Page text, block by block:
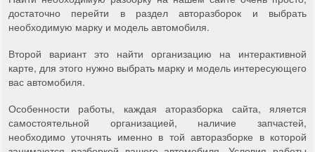
достаточно перейти в раздел авторазборок и выбрать
необходимую марку и модель автомобиля.
Второй вариант это найти организацию на интерактивной
карте, для этого нужно выбрать марку и модель интересующего
вас автомобиля.
Особенности работы, каждая аторазборка сайта, яляется
самостоятельной организацией, наличие запчастей,
необходимо уточнять именно в той авторазборке в которой